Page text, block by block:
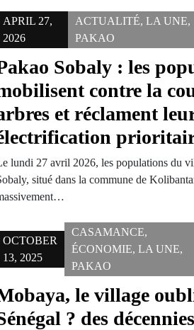
APRIL 27,
2026
ACTUALITÉ,LA UNE,
PAKAO
Sobaly : les
contre la
et réclament
lundi 27 avril 2026, les populations du
situé dans la commune de
OCTOBER
13, 2025
CASAMANCE,
ÉCONOMIE, LA UNE,
PAKAO
le village
? des